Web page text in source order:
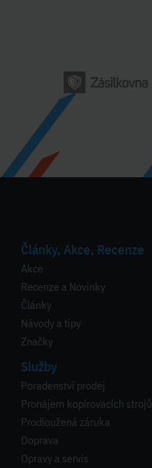
Články, Akce, Recenze
Akce
Recenze a Novinky
Články
Návody a tipy
Značky
Služby
Poradenství prodej
Pronájem kopírovacích strojů
Prodloužená záruka
Doprava
Opravy a servis